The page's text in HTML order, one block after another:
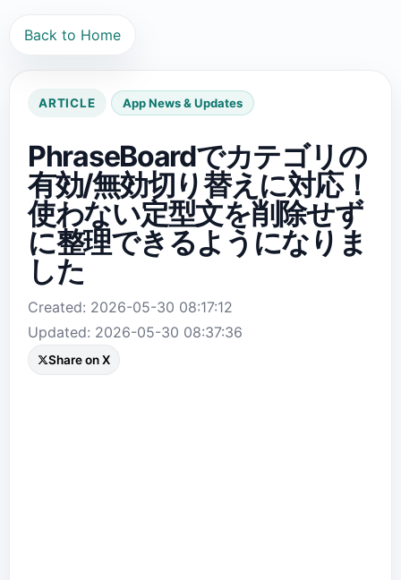
Back to Home
ARTICLE App News & Updates
PhraseBoardでカテゴリの
有効/無効切り替えに対応！
使わない定型文を削除せず
に整理できるようになりま
した
Created: 2026-05-30 08:17:12
Updated: 2026-05-30 08:37:36
Share on X